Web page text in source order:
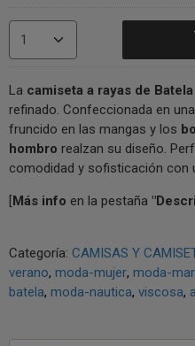
La camiseta a rayas de Batela
refinado. Confeccionada en
fruncido en las mangas y los
hombro realzan su diseño.
comodidad y sofisticación con
[Más info en la pestaña
Categoría: CAMISAS Y
verano moda-mujer moda-
batela moda-nautica viscosa